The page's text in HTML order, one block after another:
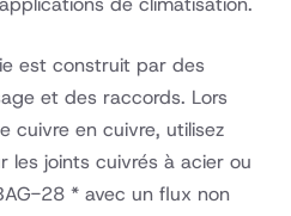
est construit par des
et des raccords. Lors
cuivre en cuivre, utilisez
les joints cuivrés à acier ou
28 * avec un flux non